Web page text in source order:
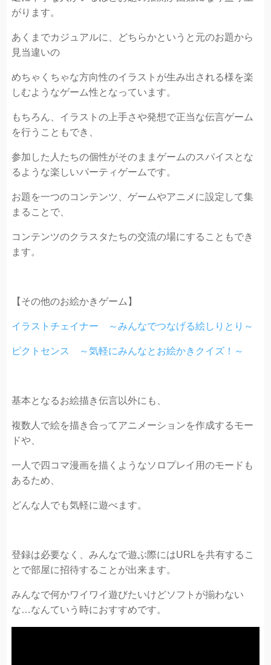
がります。
あくまでカジュアルに、どちらかというと元のお題から
見当違いの
めちゃくちゃな方向性のイラストが生み出される様を楽
しむようなゲーム性となっています。
もちろん、イラストの上手さや発想で正当な伝言ゲーム
を行うこともでき、
参加した人たちの個性がそのままゲームのスパイスとな
るような楽しいパーティゲームです。
お題を一つのコンテンツ、ゲームやアニメに設定して集
まることで、
コンテンツのクラスタたちの交流の場にすることもでき
ます。
【その他のお絵かきゲーム】
イラストチェイナー ～みんなでつなげる絵しりとり～
ピクトセンス ～気軽にみんなとお絵かきクイズ！～
基本となるお絵描き伝言以外にも、
複数人で絵を描き合ってアニメーションを作成するモー
ドや、
一人で四コマ漫画を描くようなソロプレイ用のモードも
あるため、
どんな人でも気軽に遊べます。
登録は必要なく、みんなで遊ぶ際にはURLを共有するこ
とで部屋に招待することが出来ます。
みんなで何かワイワイ遊びたいけどソフトが揃わない
な…なんていう時におすすめです。